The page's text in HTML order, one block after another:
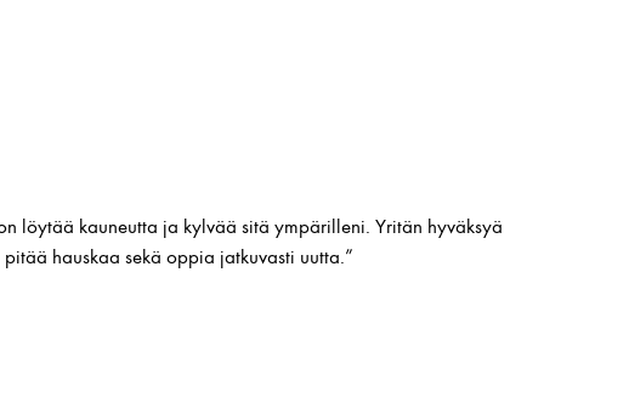
löytää kauneutta ja kylvää sitä ympärilleni. Yritän hyväksyä
hauskaa sekä oppia jatkuvasti uutta.”